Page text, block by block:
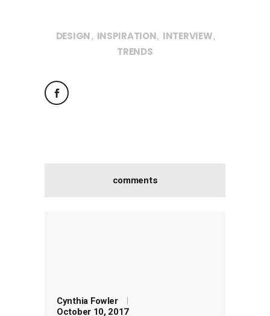
DESIGN, INSPIRATION, INTERVIEW,
TRENDS
comments
Cynthia Fowler
October 10, 2017